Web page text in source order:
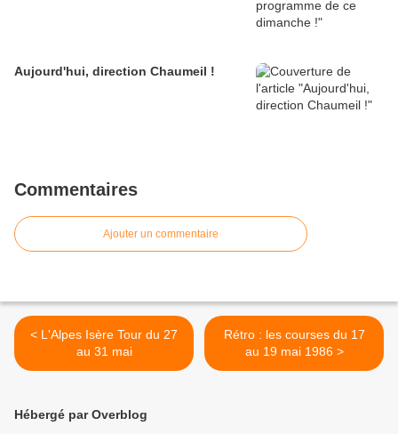
Aujourd'hui, direction Chaumeil !
Commentaires
Ajouter un commentaire
< L'Alpes Isère Tour du 27
au 31 mai
Rétro : les courses du 17
au 19 mai 1986 >
Hébergé par Overblog